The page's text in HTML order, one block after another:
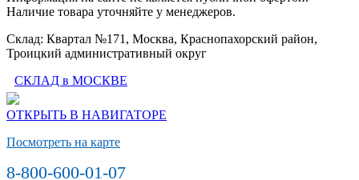
Наличие товара уточняйте у менеджеров.
Склад: Квартал №171, Москва, Краснопахорский район,
Троицкий административный округ
СКЛАД в МОСКВЕ
ОТКРЫТЬ В НАВИГАТОРЕ
Посмотреть на карте
8-800-600-01-07